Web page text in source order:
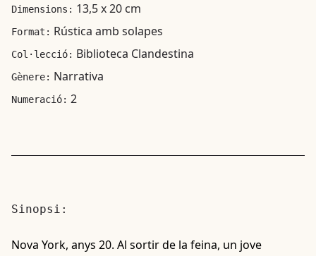
Dimensions: 13,5 x 20 cm
Format: Rústica amb solapes
Col·lecció: Biblioteca Clandestina
Gènere: Narrativa
Numeració: 2
Sinopsi:
Nova York, anys 20. Al sortir de la feina, un jove